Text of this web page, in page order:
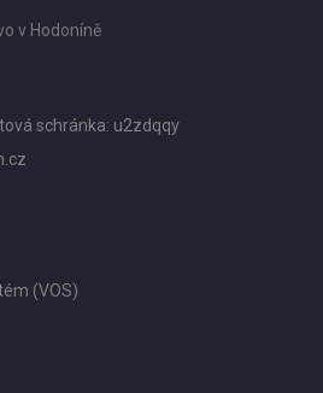
v Hodoníně
schránka: u2zdqqy
(VOS)